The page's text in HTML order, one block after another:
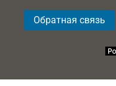
Обратная связь